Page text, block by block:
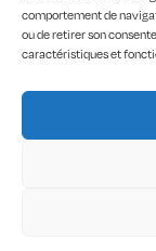
comportement de
ou de retirer son
caractéristiques et
ORGANIC